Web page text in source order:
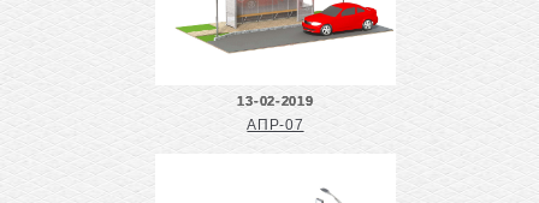
13-02-2019
АПР-07